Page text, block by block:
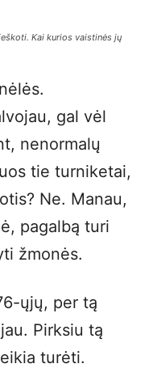
Kai kurios vaistinės jų
gal vėl
nenormalų
tie turniketai,
Ne. Manau,
pagalbą turi
žmonės.
ųjų, per tą
Pirksiu tą
turėti.